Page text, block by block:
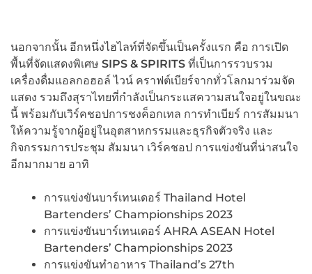
นอกจากนั้น อีกหนึ่งไฮไลท์ที่จัดขึ้นเป็นครั้งแรก คือ การเปิด
พื้นที่จัดแสดงพิเศษ SIPS & SPIRITS ที่เป็นการรวบรวม
เครื่องดื่มแอลกอฮอล์ ไวน์ คราฟต์เบียร์จากทั่วโลกมาร่วมจัด
แสดง รวมถึงสุราไทยที่กำลังเป็นกระแสความสนใจอยู่ในขณะ
นี้ พร้อมกับเวิร์คชอปการชงค็อกเทล การทำเบียร์ การสัมมนา
ให้ความรู้จากผู้อยู่ในอุตสาหกรรมและธุรกิจตัวจริง และ
กิจกรรมการประชุม สัมมนา เวิร์คชอป การแข่งขันที่น่าสนใจ
อีกมากมาย อาทิ
การแข่งขันบาร์เทนเดอร์ Thailand Hotel
Bartenders’ Championships 2023
การแข่งขันบาร์เทนเดอร์ AHRA ASEAN Hotel
Bartenders’ Championships 2023
การแข่งขันทำอาหาร Thailand’s 27th